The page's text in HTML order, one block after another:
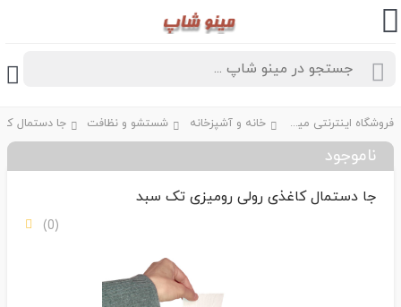
فروشگاه اینترنتی مینو شاپ خانه و آشپزخانه شستشو و نظافت
ناموجود
جا دستمال کاغذی رولی رومیزی تک سبد
(0)